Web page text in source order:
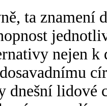
ta znamení
nejen
dnešní